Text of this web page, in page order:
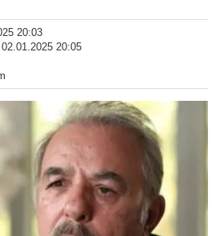
20:03
20:05